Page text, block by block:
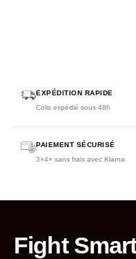
EXPÉDITION RAPIDE
Colis expédié sous 48h
PAIEMENT SÉCURISÉ
3×4× sans frais avec Klarna
Fight